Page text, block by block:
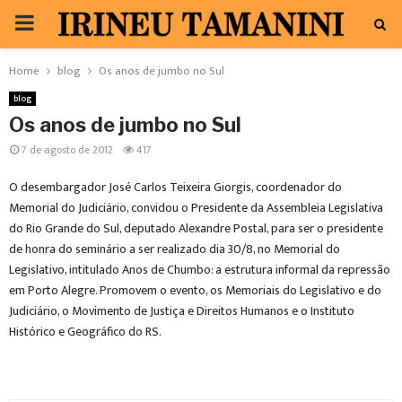
PRIMARY
MENU
Home blog Os anos de jumbo no Sul
blog
Os anos de jumbo no Sul
7 de agosto de 2012 417
O desembargador José Carlos Teixeira Giorgis, coordenador do
Memorial do Judiciário, convidou o Presidente da Assembleia Legislativa
do Rio Grande do Sul, deputado Alexandre Postal, para ser o presidente
de honra do seminário a ser realizado dia 30/8, no Memorial do
Legislativo, intitulado Anos de Chumbo: a estrutura informal da repressão
em Porto Alegre. Promovem o evento, os Memoriais do Legislativo e do
Judiciário, o Movimento de Justiça e Direitos Humanos e o Instituto
Histórico e Geográfico do RS.